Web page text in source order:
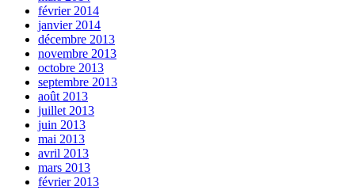
février 2014
janvier 2014
décembre 2013
novembre 2013
octobre 2013
septembre 2013
août 2013
juillet 2013
juin 2013
mai 2013
avril 2013
mars 2013
février 2013